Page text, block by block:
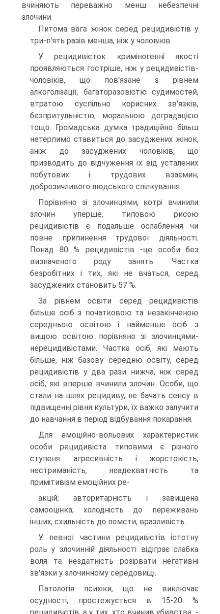
вчиняють переважно менш небезпечні
злочини.
Питома вага жінок серед рецидивістів у
три-п'ять разів менша, ніж у чоловіків.
У рецидивісток криміногенні якості
проявляються гостріше, ніж у рецидивістів-
чоловіків, що пов'язане з рівнем
алкоголізації, багаторазовістю судимостей,
втратою суспільно корисних зв'язків,
безпритульністю, моральною деградацією
тощо. Громадська думка традиційно більш
нетерпимо ставиться до засуджених жінок,
аніж до засуджених чоловіків, що
призводить до відчуження їх від усталених
побутових і трудових взаємин,
доброзичливого людського спілкування.
Порівняно зі злочинцями, котрі вчинили
злочин уперше, типовою рисою
рецидивістів є подальше ослаблення чи
повне припинення трудової діяльності.
Понад 80 % рецидивістів -це особи без
визначеного роду занять. Частка
безробітних і тих, які не вчаться, серед
засуджених становить 57 %.
За рівнем освіти серед рецидивістів
більше осіб з початковою та незакінченою
середньою освітою і найменше осіб з
вищою освітою порівняно зі злочинцями-
нерецидивістами. Частка осіб, які мають
більше, ніж базову середню освіту, серед
рецидивістів у два рази нижча, ніж серед
осіб, які вперше вчинили злочин. Особи, що
стали на шлях рецидиву, не бачать сенсу в
підвищенні рівня культури, їх важко залучити
до навчання в період відбування покарання.
Для емоційно-вольових характеристик
особи рецидивіста типовими є різного
ступеня: агресивність і жорстокість;
нестриманість, неадекватність та
примітивізм емоційних ре-
акцій; авторитарність і завищена
самооцінка; холодність до переживань
інших; схильність до помсти; вразливість.
У певної частини рецидивістів істотну
роль у злочинній діяльності відіграє слабка
воля та нездатність розірвати негативні
зв'язки у злочинному середовищі.
Патологія психіки, що не виключає
осудності, простежується в 15-20 %